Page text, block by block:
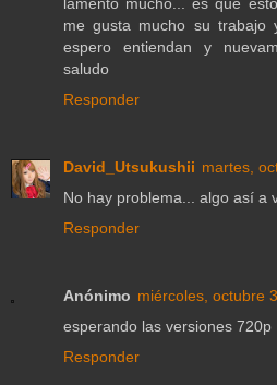
me gusta mucho su trabajo
espero entiendan y
saludo
Responder
David_Utsukushii martes,
No hay problema... algo así a
Responder
Anónimo miércoles, octubre
esperando las versiones 720p
Responder